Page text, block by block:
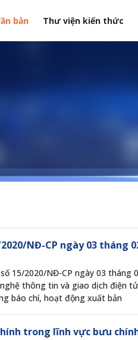
bản Thư viện kiến thức
NĐ-CP ngày 03 tháng
15/2020/NĐ-CP ngày 03 tháng
thông tin và giao dịch điện
báo chí, hoạt động xuất bản
trong lĩnh vực bưu